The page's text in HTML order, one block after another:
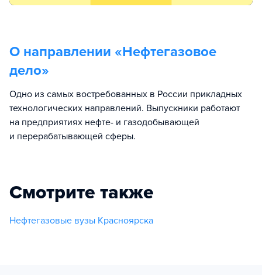
О направлении «Нефтегазовое
дело»
Одно из самых востребованных в России прикладных
технологических направлений. Выпускники работают
на предприятиях нефте- и газодобывающей
и перерабатывающей сферы.
Смотрите также
Нефтегазовые вузы Красноярска